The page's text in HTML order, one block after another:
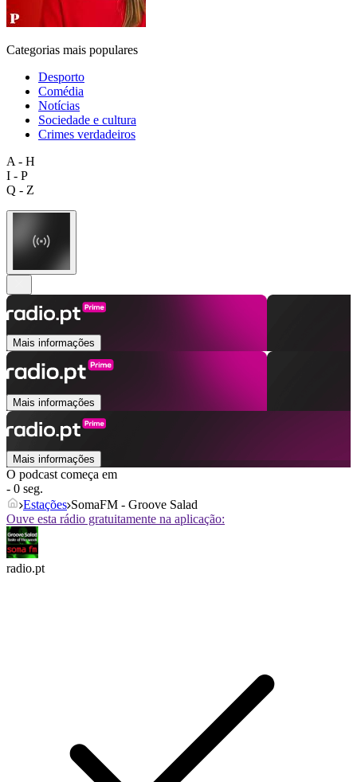
Categorias mais populares
Desporto
Comédia
Notícias
Sociedade e cultura
Crimes verdadeiros
A - H
I - P
Q - Z
Mais informações
Mais informações
Mais informações
O podcast começa em
- 0 seg.
Estações SomaFM - Groove Salad
Ouve esta rádio gratuitamente na aplicação:
radio.pt